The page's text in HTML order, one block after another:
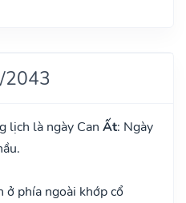
2043
lịch là ngày Can Ất: Ngày
ở phía ngoài khớp cổ